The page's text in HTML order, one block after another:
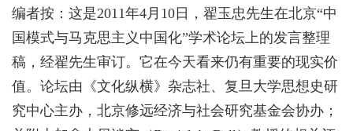
编者按：这是2011年4月10日，翟玉忠先生在北京“中
国模式与马克思主义中国化”学术论坛上的发言整理
稿，经翟先生审订。它在今天看来仍有重要的现实价
值。论坛由《文化纵横》杂志社、复旦大学思想史研
究中心主办，北京修远经济与社会研究基金会协办；